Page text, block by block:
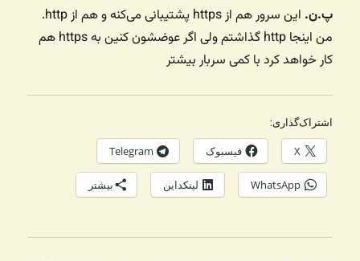
پ.ن.
این سرور هم از https پشتیبانی می‌کنه و هم از http.
من اینجا http گذاشتم ولی اگر عوضشون کنین به https هم
کار خواهد کرد با کمی سربار بیشتر
اشتراک‌گذاری:
X فیسبوک Telegram
WhatsApp لینکداین بیشتر